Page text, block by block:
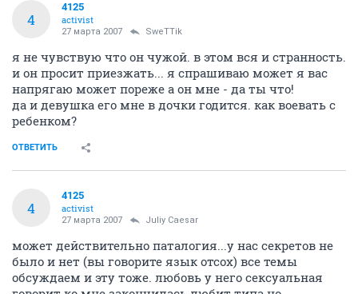
4
4125
activist
27 марта 2007 SweTTik
я не чувствую что он чужой. в этом вся и странность.
и он просит приезжать... я спрашиваю может я вас
напрягаю может пореже а он мне - да ты что!
да и девушка его мне в дочки годится. как воевать с
ребенком?
ОТВЕТИТЬ
4
4125
activist
27 марта 2007 Juliy Caesar
может действительно паталогия...у нас секретов не
было и нет (вы говорите язык отсох) все темы
обсуждаем и эту тоже. любовь у него сексуальная